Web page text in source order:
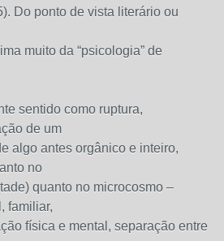
Do ponto de vista literário ou
muito da “psicologia” de
sentido como ruptura,
de um
algo antes orgânico e inteiro,
no
quanto no microcosmo –
familiar,
física e mental, separação entre